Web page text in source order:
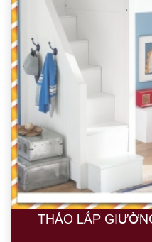
THÁO LẮP